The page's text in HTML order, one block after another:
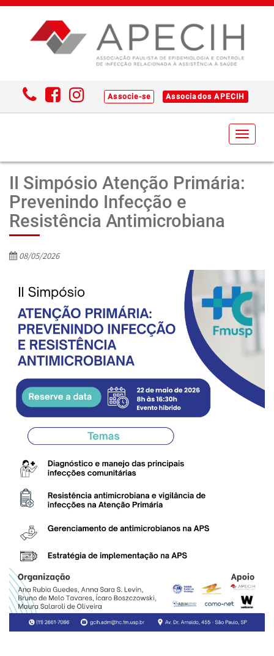
Associe-se Associados APECIH
Toggle
II Simpósio Atenção Primária:
Prevenindo Infecção e
Resistência Antimicrobiana
08/05/2026